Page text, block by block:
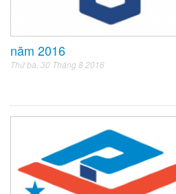
năm 2016
Thứ ba, 30 Tháng 8 2016